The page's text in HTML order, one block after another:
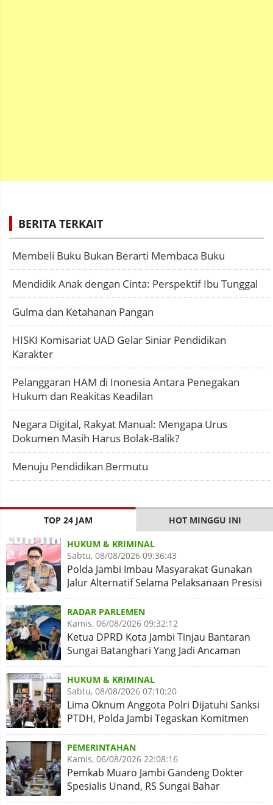
BERITA TERKAIT
Membeli Buku Bukan Berarti Membaca Buku
Mendidik Anak dengan Cinta: Perspektif Ibu Tunggal
Gulma dan Ketahanan Pangan
HISKI Komisariat UAD Gelar Siniar Pendidikan
Karakter
Pelanggaran HAM di Inonesia Antara Penegakan
Hukum dan Reakitas Keadilan
Negara Digital, Rakyat Manual: Mengapa Urus
Dokumen Masih Harus Bolak-Balik?
Menuju Pendidikan Bermutu
TOP 24 JAM HOT MINGGU INI
HUKUM & KRIMINAL
Sabtu, 08/08/2026 09:36:43
Polda Jambi Imbau Masyarakat Gunakan
Jalur Alternatif Selama Pelaksanaan Presisi
Merdeka Run 2026
RADAR PARLEMEN
Kamis, 06/08/2026 09:32:12
Ketua DPRD Kota Jambi Tinjau Bantaran
Sungai Batanghari Yang Jadi Ancaman
Abrasi
HUKUM & KRIMINAL
Sabtu, 08/08/2026 07:10:20
Lima Oknum Anggota Polri Dijatuhi Sanksi
PTDH, Polda Jambi Tegaskan Komitmen
Penegakan Kode Etik
PEMERINTAHAN
Kamis, 06/08/2026 22:08:16
Pemkab Muaro Jambi Gandeng Dokter
Spesialis Unand, RS Sungai Bahar
Disiapkan Naik Kelas